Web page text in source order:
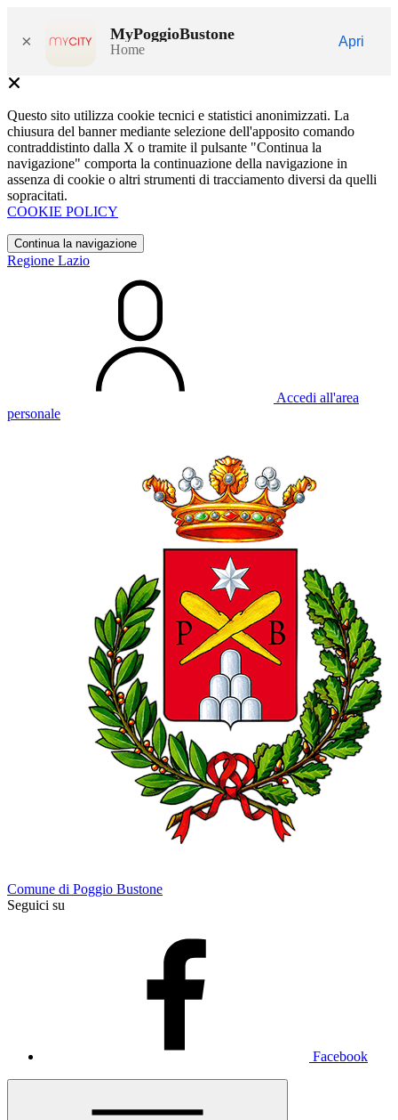
× MyPoggioBustone
Home
Apri
Questo sito utilizza cookie tecnici e statistici anonimizzati. La
chiusura del banner mediante selezione dell'apposito comando
contraddistinto dalla X o tramite il pulsante "Continua la
navigazione" comporta la continuazione della navigazione in
assenza di cookie o altri strumenti di tracciamento diversi da quelli
sopracitati.
COOKIE POLICY
Continua la navigazione
Regione Lazio
Accedi all'area
personale
Comune di Poggio Bustone
Seguici su
Facebook